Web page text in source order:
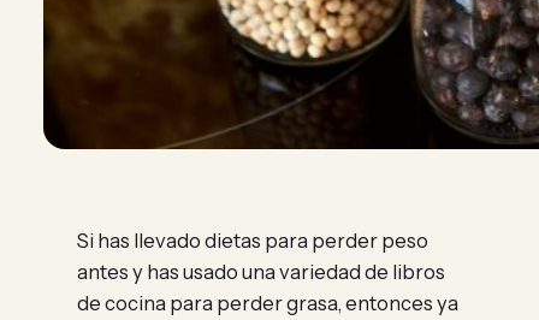
Si has llevado dietas para perder peso
antes y has usado una variedad de libros
de cocina para perder grasa, entonces ya